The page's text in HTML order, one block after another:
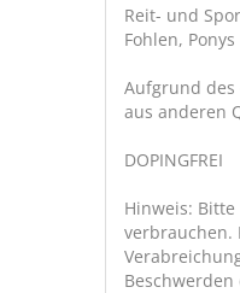
Reit- und
Fohlen,
Aufgrund
aus anderen
DOPINGFREI
Hinweis:
verbrauchen.